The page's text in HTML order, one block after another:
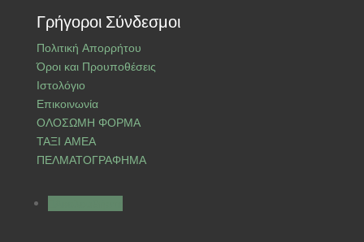
Γρήγοροι Σύνδεσμοι
Πολιτική Απορρήτου
Όροι και Προυποθέσεις
Ιστολόγιο
Επικοινωνία
ΟΛΟΣΩΜΗ ΦΟΡΜΑ
ΤΑΞΙ ΑΜΕΑ
ΠΕΛΜΑΤΟΓΡΑΦΗΜΑ